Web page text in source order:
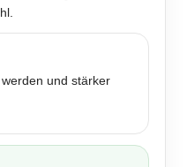
und stärker